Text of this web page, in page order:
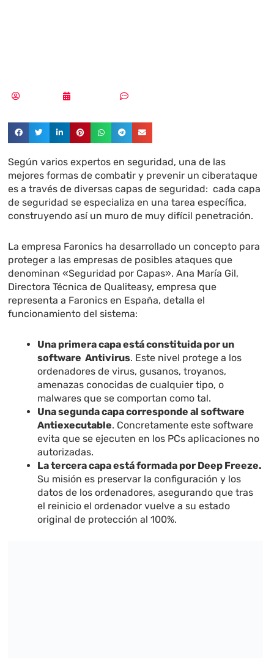
Según varios expertos en seguridad, una de las
mejores formas de combatir y prevenir un ciberataque
es a través de diversas capas de seguridad: cada capa
de seguridad se especializa en una tarea específica,
construyendo así un muro de muy difícil penetración.
La empresa Faronics ha desarrollado un concepto para
proteger a las empresas de posibles ataques que
denominan «Seguridad por Capas». Ana María Gil,
Directora Técnica de Qualiteasy, empresa que
representa a Faronics en España, detalla el
funcionamiento del sistema:
Una primera capa está constituida por un
software Antivirus. Este nivel protege a los
ordenadores de virus, gusanos, troyanos,
amenazas conocidas de cualquier tipo, o
malwares que se comportan como tal.
Una segunda capa corresponde al software
Antiexecutable. Concretamente este software
evita que se ejecuten en los PCs aplicaciones no
autorizadas.
La tercera capa está formada por Deep Freeze.
Su misión es preservar la configuración y los
datos de los ordenadores, asegurando que tras
el reinicio el ordenador vuelve a su estado
original de protección al 100%.